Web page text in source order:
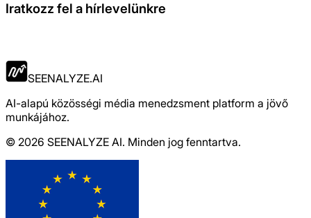
Iratkozz fel a hírlevelünkre
SEENALYZE.AI
AI-alapú közösségi média menedzsment platform a jövő
munkájához.
© 2026 SEENALYZE AI. Minden jog fenntartva.